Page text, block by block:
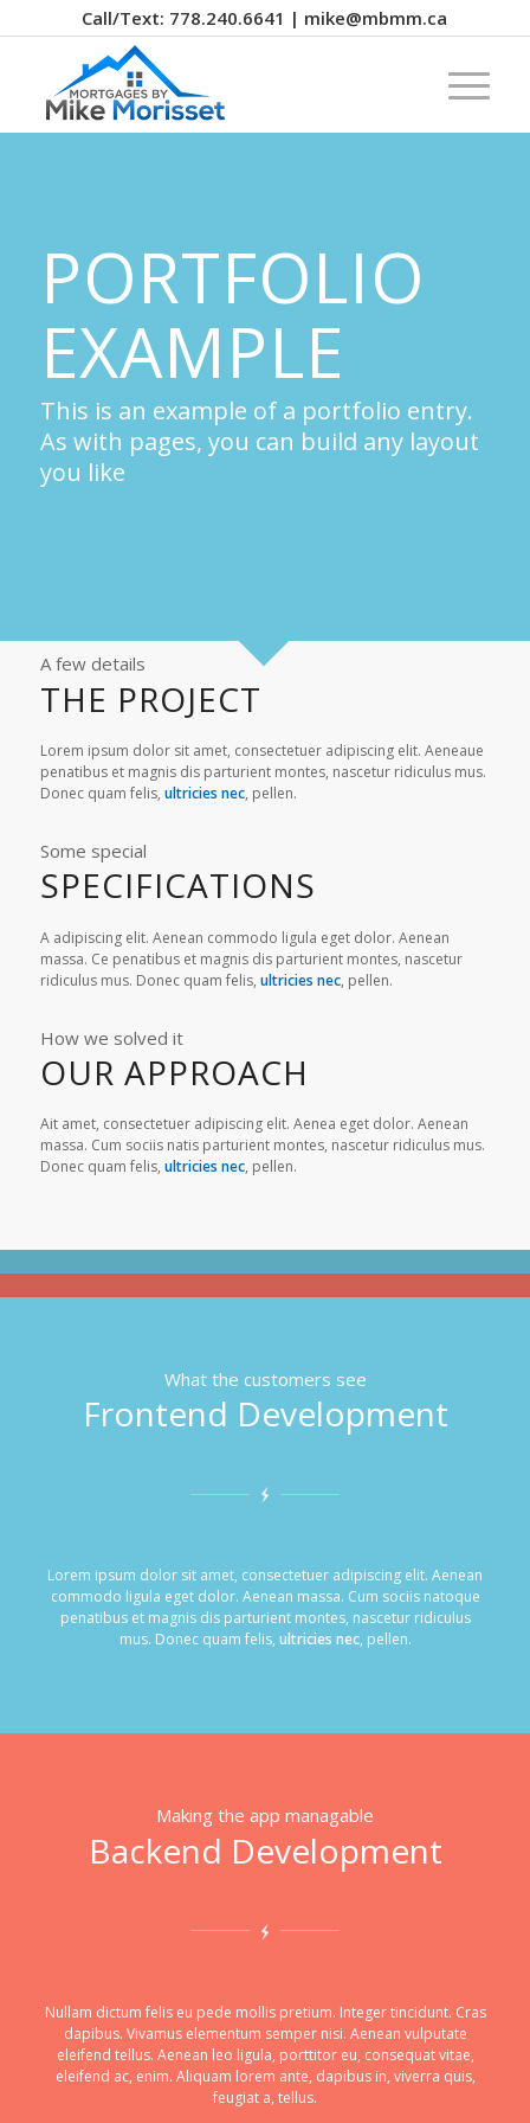
Call/Text: 778.240.6641 | mike@mbmm.ca
PORTFOLIO
EXAMPLE
This is an example of a portfolio entry.
As with pages, you can build any layout
you like
A few details
THE PROJECT
Lorem ipsum dolor sit amet, consectetuer adipiscing elit. Aeneaue
penatibus et magnis dis parturient montes, nascetur ridiculus mus.
Donec quam felis, ultricies nec, pellen.
Some special
SPECIFICATIONS
A adipiscing elit. Aenean commodo ligula eget dolor. Aenean
massa. Ce penatibus et magnis dis parturient montes, nascetur
ridiculus mus. Donec quam felis, ultricies nec, pellen.
How we solved it
OUR APPROACH
Ait amet, consectetuer adipiscing elit. Aenea eget dolor. Aenean
massa. Cum sociis natis parturient montes, nascetur ridiculus mus.
Donec quam felis, ultricies nec, pellen.
What the customers see
Frontend Development
Lorem ipsum dolor sit amet, consectetuer adipiscing elit. Aenean
commodo ligula eget dolor. Aenean massa. Cum sociis natoque
penatibus et magnis dis parturient montes, nascetur ridiculus
mus. Donec quam felis, ultricies nec, pellen.
Making the app managable
Backend Development
Nullam dictum felis eu pede mollis pretium. Integer tincidunt. Cras
dapibus. Vivamus elementum semper nisi. Aenean vulputate
eleifend tellus. Aenean leo ligula, porttitor eu, consequat vitae,
eleifend ac, enim. Aliquam lorem ante, dapibus in, viverra quis,
feugiat a, tellus.